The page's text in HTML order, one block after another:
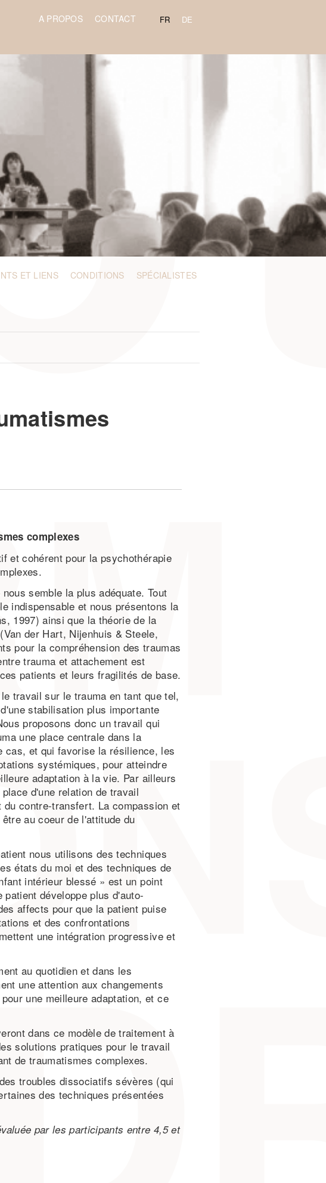
FR DE
A PROPOS CONTACT
ET LIENS CONDITIONS SPÉCIALISTES
complexes
et cohérent pour la psychothérapie
semble la plus adéquate. Tout
indispensable et nous présentons la
1997) ainsi que la théorie de la
der Hart, Nijenhuis & Steele,
pour la compréhension des traumas
trauma et attachement est
patients et leurs fragilités de base.
travail sur le trauma en tant que tel,
stabilisation plus importante
proposons donc un travail qui
une place centrale dans la
cas, et qui favorise la résilience, les
systémiques, pour atteindre
adaptation à la vie. Par ailleurs
d'une relation de travail
contre-transfert. La compassion et
au coeur de l'attitude du
nous utilisons des techniques
états du moi et des techniques de
intérieur blessé » est un point
développe plus d'auto-
affects pour que la patient puise
et des confrontations
une intégration progressive et
au quotidien et dans les
une attention aux changements
une meilleure adaptation, et ce
dans ce modèle de traitement à
solutions pratiques pour le travail
de traumatismes complexes.
troubles dissociatifs sévères (qui
des techniques présentées
par les participants entre 4,5 et